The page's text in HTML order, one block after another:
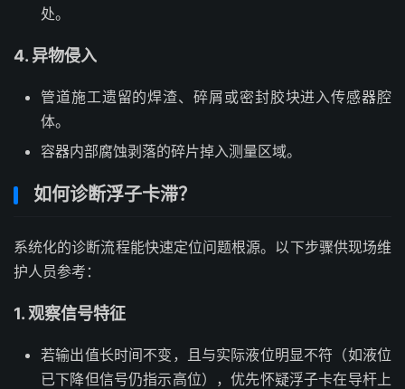
处。
4. 异物侵入
管道施工遗留的焊渣、碎屑或密封胶块进入传感器腔
体。
容器内部腐蚀剥落的碎片掉入测量区域。
如何诊断浮子卡滞？
系统化的诊断流程能快速定位问题根源。以下步骤供现场维
护人员参考：
1. 观察信号特征
若输出值长时间不变，且与实际液位明显不符（如液位
已下降但信号仍指示高位），优先怀疑浮子卡在导杆上